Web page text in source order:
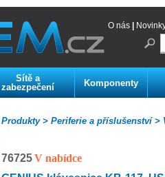
O nás
Sítě a
zabezpečení
Komponenty
Periferie a příslušenství >
Produkty >
76725V nabídce